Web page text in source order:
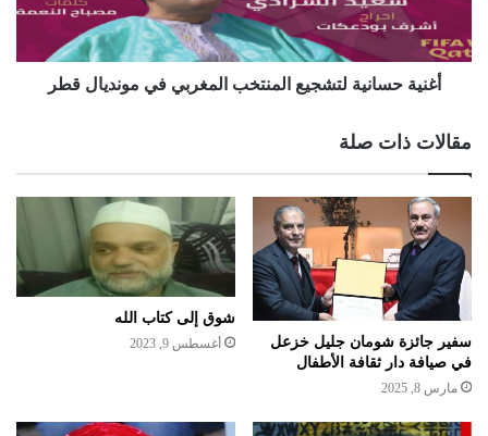
أغنية حسانية لتشجيع المنتخب المغربي في مونديال قطر
مقالات ذات صلة
سفير جائزة شومان جليل خزعل
في صيافة دار ثقافة الأطفال
مارس 8, 2025
شوق إلى كتاب الله
أغسطس 9, 2023